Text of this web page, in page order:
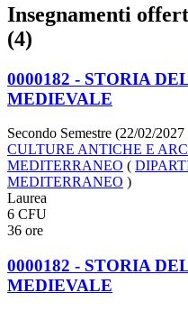
Insegnamenti
(4)
0000182 - STORIA
MEDIEVALE
Secondo Semestre (22/02/
CULTURE ANTICHE E
MEDITERRANEO (
MEDITERRANEO )
Laurea
6 CFU
36 ore
0000182 - STORIA
MEDIEVALE